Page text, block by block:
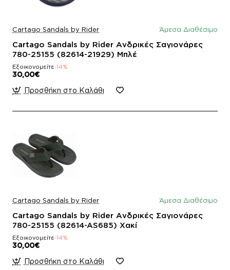
Cartago Sandals by Rider Άμεσα Διαθέσιμο
Cartago Sandals by Rider Ανδρικές Σαγιονάρες
780-25155 (82614-21929) Μπλέ
Εξοικονομείτε-14%
30,00€
Προσθήκη στο Καλάθι
Cartago Sandals by Rider Άμεσα Διαθέσιμο
Cartago Sandals by Rider Ανδρικές Σαγιονάρες
780-25155 (82614-AS685) Χακί
Εξοικονομείτε-14%
30,00€
Προσθήκη στο Καλάθι